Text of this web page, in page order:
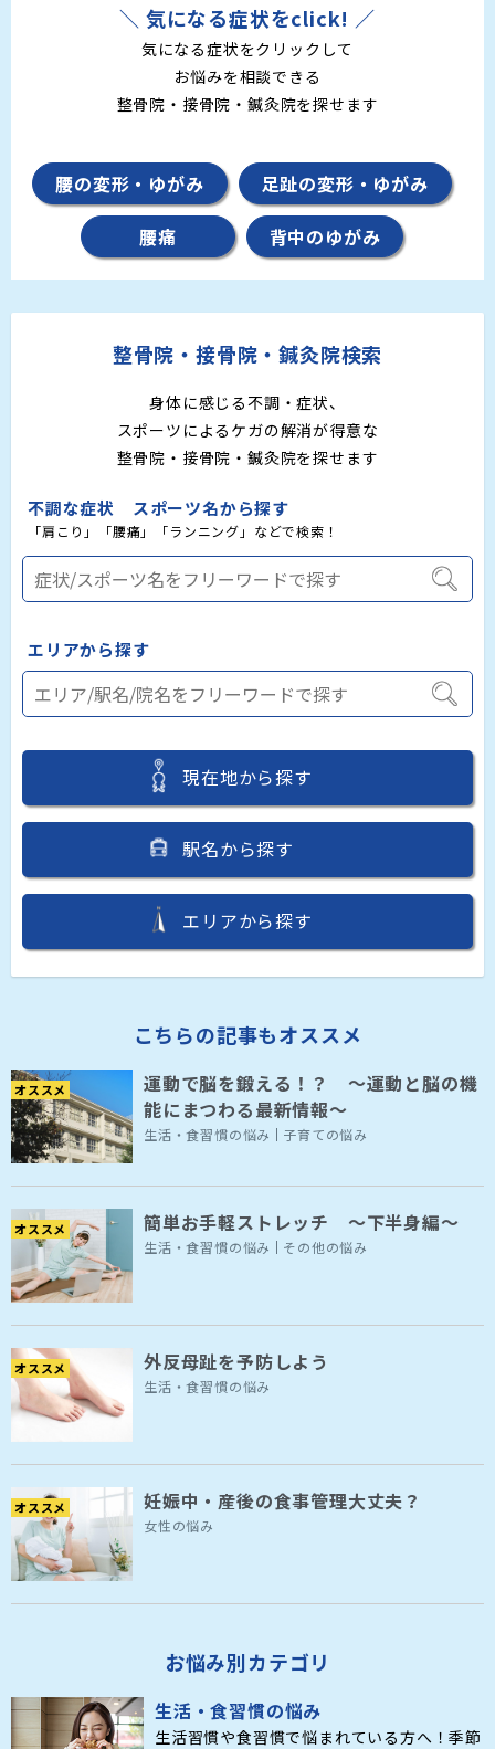
＼ 気になる症状をclick! ／
気になる症状をクリックして
お悩みを相談できる
整骨院・接骨院・鍼灸院を探せます
腰の変形・ゆがみ
足趾の変形・ゆがみ
腰痛
背中のゆがみ
整骨院・接骨院・鍼灸院検索
身体に感じる不調・症状、
スポーツによるケガの解消が得意な
整骨院・接骨院・鍼灸院を探せます
不調な症状 スポーツ名から探す
「肩こり」「腰痛」「ランニング」などで検索！
エリアから探す
現在地から探す
駅名から探す
エリアから探す
こちらの記事もオススメ
オススメ
運動で脳を鍛える！？ ～運動と脳の機
能にまつわる最新情報～
生活・食習慣の悩み 子育ての悩み
オススメ 簡単お手軽ストレッチ 〜下半身編〜
生活・食習慣の悩み その他の悩み
オススメ 外反母趾を予防しよう
生活・食習慣の悩み
オススメ 妊娠中・産後の食事管理大丈夫？
女性の悩み
お悩み別カテゴリ
生活・食習慣の悩み
生活習慣や食習慣で悩まれている方へ！季節